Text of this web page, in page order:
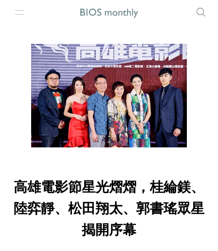
高雄電影節星光熠熠，桂綸鎂、
陸弈靜、松田翔太、郭書瑤眾星
揭開序幕